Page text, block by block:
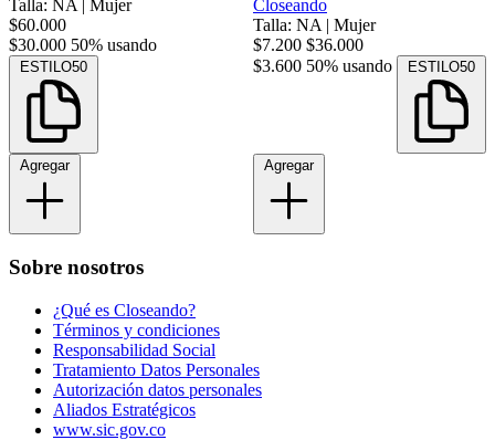
Talla: NA
Mujer
$60.000
$30.000 50% usando
ESTILO50
Agregar
Closeando
Talla: NA | Mujer
$7.200 $36.000
$3.600 50% usando ESTILO50
Agregar
Sobre nosotros
¿Qué es Closeando?
Términos y condiciones
Responsabilidad Social
Tratamiento Datos Personales
Autorización datos personales
Aliados Estratégicos
www.sic.gov.co